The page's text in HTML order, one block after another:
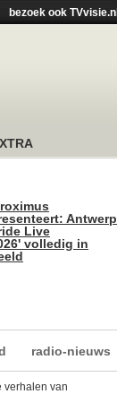
bezoek ook TVvisie.nl
Antwerp
Live
volledig in
radio-nieuws
verhalen van